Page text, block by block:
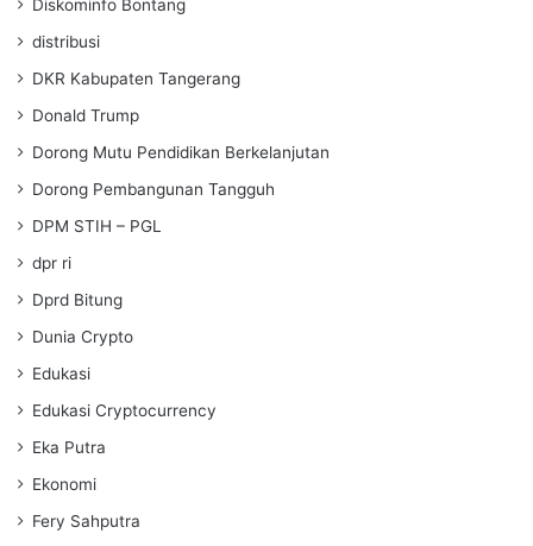
Diskominfo Bontang
distribusi
DKR Kabupaten Tangerang
Donald Trump
Dorong Mutu Pendidikan Berkelanjutan
Dorong Pembangunan Tangguh
DPM STIH – PGL
dpr ri
Dprd Bitung
Dunia Crypto
Edukasi
Edukasi Cryptocurrency
Eka Putra
Ekonomi
Fery Sahputra